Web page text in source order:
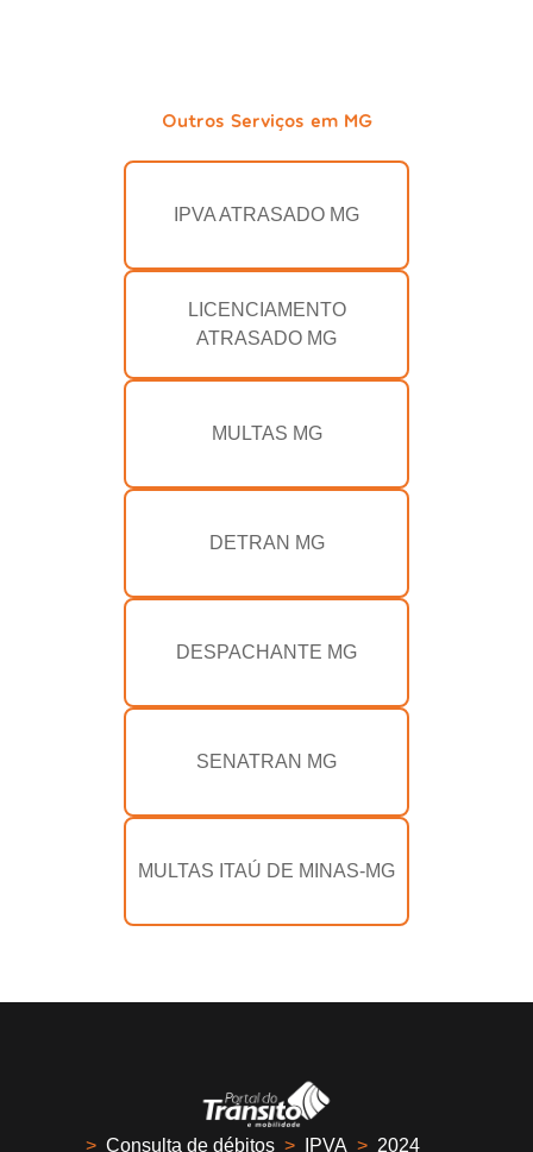
Outros Serviços em MG
IPVA ATRASADO MG
LICENCIAMENTO
ATRASADO MG
MULTAS MG
DETRAN MG
DESPACHANTE MG
SENATRAN MG
MULTAS ITAÚ DE MINAS-MG
> Consulta de débitos > IPVA > 2024